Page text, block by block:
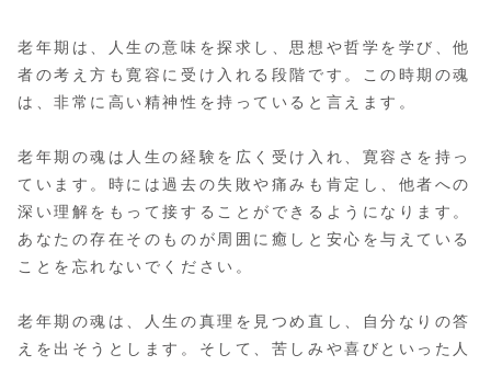
老年期は、人生の意味を探求し、思想や哲学を学び、他
者の考え方も寛容に受け入れる段階です。この時期の魂
は、非常に高い精神性を持っていると言えます。
老年期の魂は人生の経験を広く受け入れ、寛容さを持っ
ています。時には過去の失敗や痛みも肯定し、他者への
深い理解をもって接することができるようになります。
あなたの存在そのものが周囲に癒しと安心を与えている
ことを忘れないでください。
老年期の魂は、人生の真理を見つめ直し、自分なりの答
えを出そうとします。そして、苦しみや喜びといった人